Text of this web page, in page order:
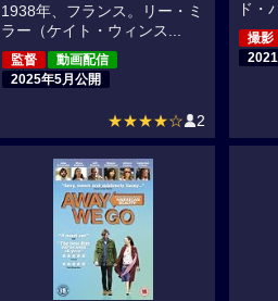
1938年、フランス。リー・ミ
ラー（ケイト・ウィンス...
監督
動画配信
2025年5月公開
★★★★☆ 2
ド・
撮影